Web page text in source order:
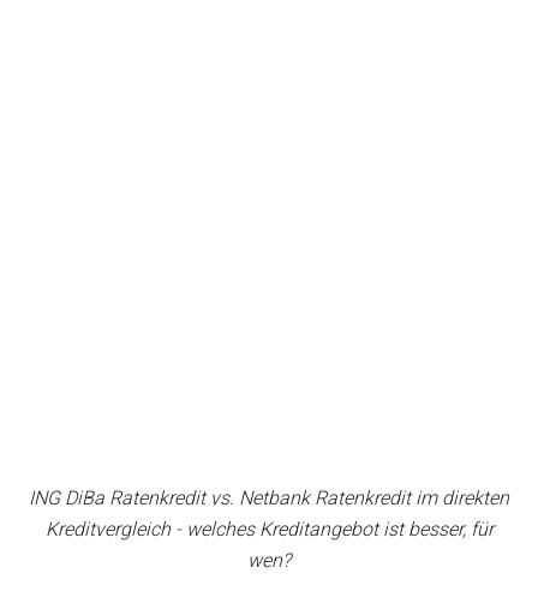
ING DiBa Ratenkredit vs. Netbank Ratenkredit im direkten
Kreditvergleich - welches Kreditangebot ist besser, für
wen?